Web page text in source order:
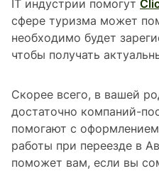
IT индустрии помогут
сфере туризма может
необходимо будет
чтобы получать
Скорее всего, в вашей
достаточно компаний-
помогают с
работы при переезде в
поможет вам, если вы